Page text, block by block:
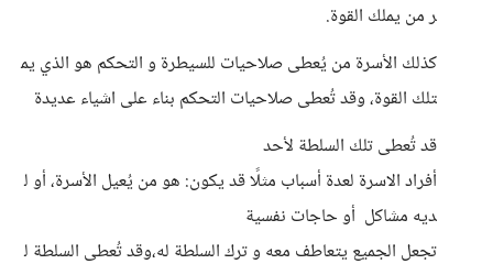
ر من يملك القوة.
كذلك الأسرة من يُعطى صلاحيات للسيطرة و التحكم هو الذي يم
تلك القوة، وقد تُعطى صلاحيات التحكم بناء على اشياء عديدة
قد تُعطى تلك السلطة لأحد
أفراد الاسرة لعدة أسباب مثلًا قد يكون: هو من يُعيل الأسرة، أو ل
ديه مشاكل أو حاجات نفسية
تجعل الجميع يتعاطف معه و ترك السلطة له،وقد تُعطى السلطة ل